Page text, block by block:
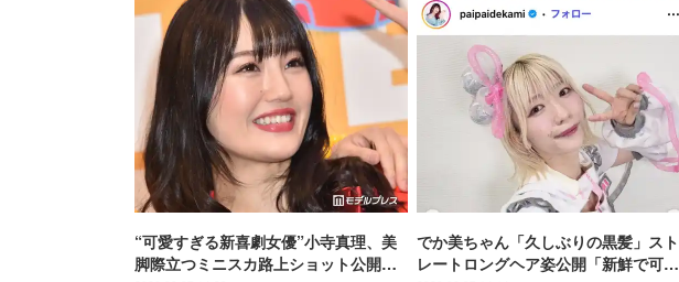
“可愛すぎる新喜劇女優”小寺真理、美
脚際立つミニスカ路上ショット公開
でか美ちゃん「久しぶりの黒髪」スト
レートロングヘア姿公開「新鮮で可愛